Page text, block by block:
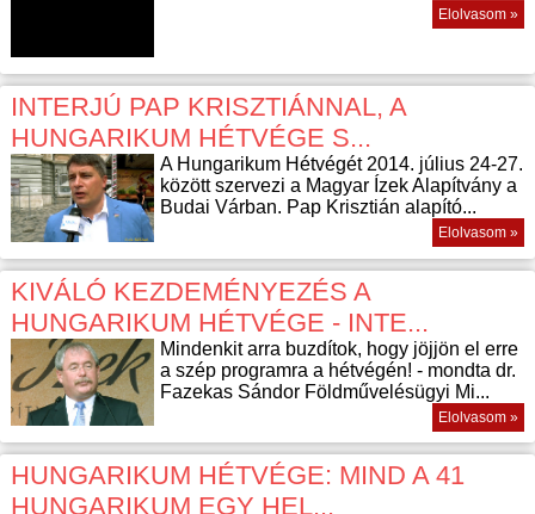
Elolvasom »
INTERJÚ PAP KRISZTIÁNNAL, A
HUNGARIKUM HÉTVÉGE S...
A Hungarikum Hétvégét 2014. július 24-27.
között szervezi a Magyar Ízek Alapítvány a
Budai Várban. Pap Krisztián alapító...
Elolvasom »
KIVÁLÓ KEZDEMÉNYEZÉS A
HUNGARIKUM HÉTVÉGE - INTE...
Mindenkit arra buzdítok, hogy jöjjön el erre
a szép programra a hétvégén! - mondta dr.
Fazekas Sándor Földművelésügyi Mi...
Elolvasom »
HUNGARIKUM HÉTVÉGE: MIND A 41
HUNGARIKUM EGY HEL...